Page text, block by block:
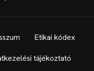
Etikai kódex
tájékoztató